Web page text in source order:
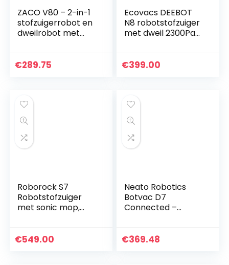
ZACO V80 – 2-in-1
stofzuigerrobot en
dweilrobot met
intelligente
€289.75
Ecovacs DEEBOT
N8 robotstofzuiger
met dweil 2300Pa
tapijtdetectie,
€399.00
Roborock S7
Robotstofzuiger
met sonic mop,
automatische lap,
€549.00
Neato Robotics
Botvac D7
Connected –
met laadstation,
€369.48